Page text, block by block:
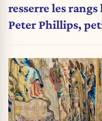
resserre les
Peter Phillips,